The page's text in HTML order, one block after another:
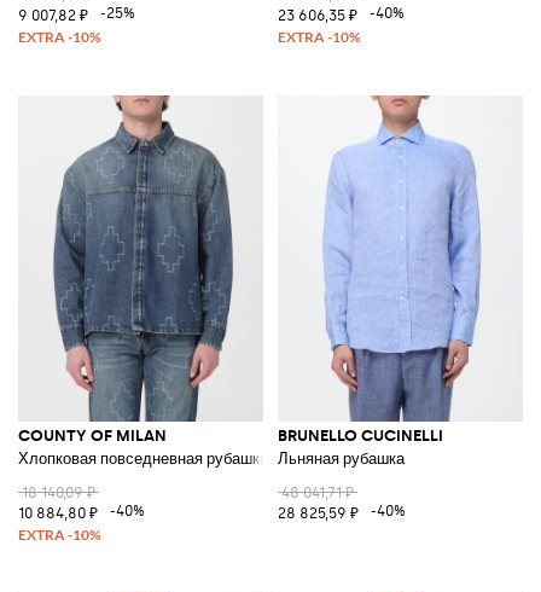
9 007,82 ₽
-25%
23 606,35 ₽
-40%
COUNTY OF MILAN
Хлопковая повседневная рубашка с монограммным принтом
18 140,09 ₽
10 884,80 ₽
-40%
BRUNELLO CUCINELLI
Льняная рубашка
48 041,71 ₽
28 825,59 ₽
-40%